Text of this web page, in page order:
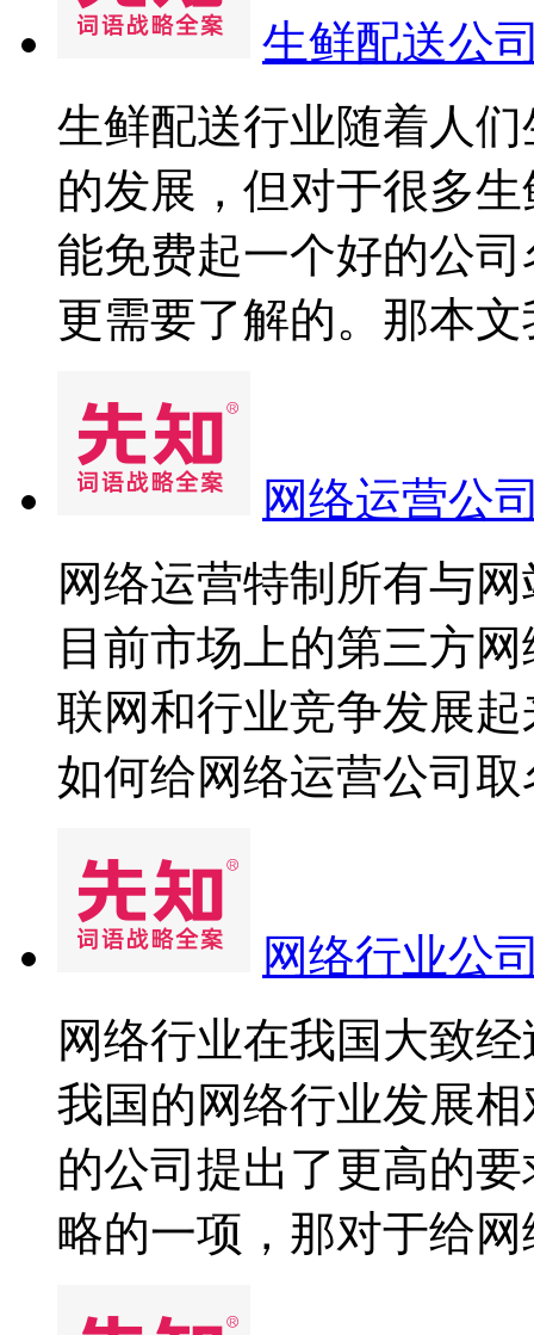
生鲜配送公
生鲜配送行业随着人
的发展，但对于很多
能免费起一个好的公
更需要了解的。那本文
网络运营公
网络运营特制所有与
目前市场上的第三方
联网和行业竞争发展
如何给网络运营公司取
网络行业公
网络行业在我国大致
我国的网络行业发展
的公司提出了更高的
略的一项，那对于给网